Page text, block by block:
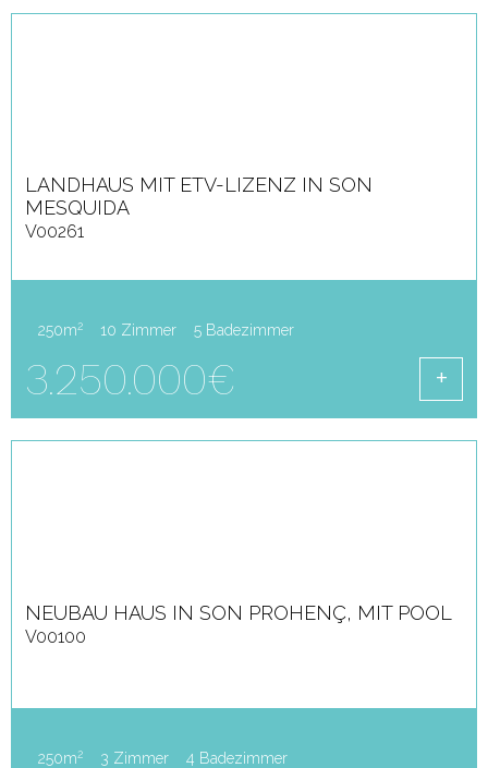
LANDHAUS MIT ETV-LIZENZ IN SON
MESQUIDA
V00261
250m2 10 Zimmer 5 Badezimmer
3.250.000€
NEUBAU HAUS IN SON PROHENÇ, MIT POOL
V00100
250m2 3 Zimmer 4 Badezimmer